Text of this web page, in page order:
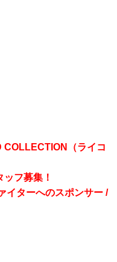
（ライコ
フ募集！
イターへのスポンサー /